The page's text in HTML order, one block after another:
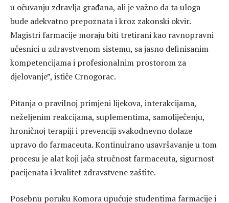
u očuvanju zdravlja građana, ali je važno da ta uloga
bude adekvatno prepoznata i kroz zakonski okvir.
Magistri farmacije moraju biti tretirani kao ravnopravni
učesnici u zdravstvenom sistemu, sa jasno definisanim
kompetencijama i profesionalnim prostorom za
djelovanje”, ističe Crnogorac.
Pitanja o pravilnoj primjeni lijekova, interakcijama,
neželjenim reakcijama, suplementima, samoliječenju,
hroničnoj terapiji i prevenciji svakodnevno dolaze
upravo do farmaceuta. Kontinuirano usavršavanje u tom
procesu je alat koji jača stručnost farmaceuta, sigurnost
pacijenata i kvalitet zdravstvene zaštite.
Posebnu poruku Komora upućuje studentima farmacije i